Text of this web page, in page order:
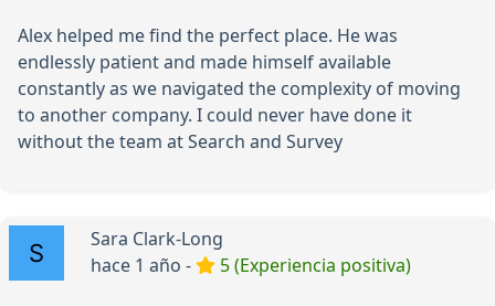
Alex helped me find the perfect place. He was
endlessly patient and made himself available
constantly as we navigated the complexity of moving
to another company. I could never have done it
without the team at Search and Survey
Sara Clark-Long
hace 1 año -
5 (Experiencia positiva)